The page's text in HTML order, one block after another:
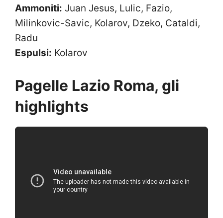
Ammoniti: Juan Jesus, Lulic, Fazio,
Milinkovic-Savic, Kolarov, Dzeko, Cataldi,
Radu
Espulsi: Kolarov
Pagelle Lazio Roma, gli
highlights